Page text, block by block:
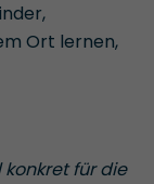
Ort lernen,
für die